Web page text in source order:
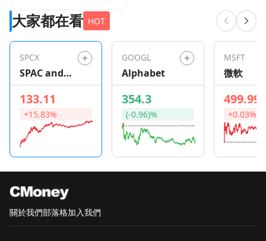
元，比預期還要高。這
在美股盤後時段上升了
3.8%。這一季他們的收
入相比去年同期增長了
15.3%，達到了2.73億
美元。雖然存款利率上
升導致他們的淨利息收
入下降至2.13億美元，
淨息差也下降了13個基
行官Curtis J. Myers對
這次的業績感到滿意。
他看到信貸指標保持穩
大家都在看 HOT
SPCX
SPAC and
New Issue
ETF
133.11
+15.83%
GOOGL
Alphabet
354.3
(-0.96)%
MSFT
微軟
499.99
+0.03%
關於我們部落格加入我們